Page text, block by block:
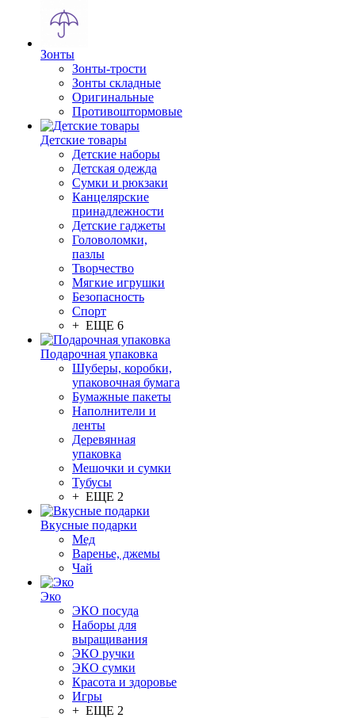
Зонты
Зонты-трости
Зонты складные
Оригинальные
Противоштормовые
Детские товары
Детские наборы
Детская одежда
Сумки и рюкзаки
Канцелярские
принадлежности
Детские гаджеты
Головоломки,
пазлы
Творчество
Мягкие игрушки
Безопасность
Спорт
+ ЕЩЕ 6
Подарочная упаковка
Шуберы, коробки,
упаковочная бумага
Бумажные пакеты
Наполнители и
ленты
Деревянная
упаковка
Мешочки и сумки
Тубусы
+ ЕЩЕ 2
Вкусные подарки
Мед
Варенье, джемы
Чай
Эко
ЭКО посуда
Наборы для
выращивания
ЭКО ручки
ЭКО сумки
Красота и здоровье
Игры
+ ЕЩЕ 2